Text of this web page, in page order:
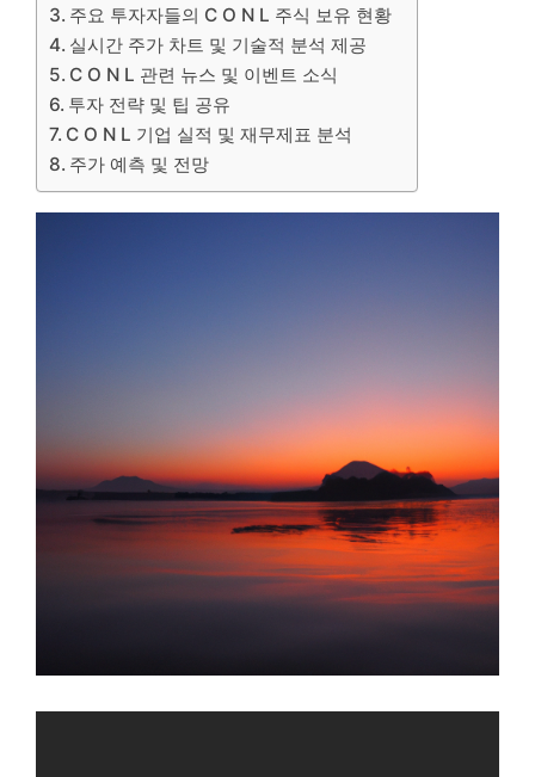
주요 투자자들의 C O N L 주식 보유 현황
실시간 주가 차트 및 기술적 분석 제공
C O N L 관련 뉴스 및 이벤트 소식
투자 전략 및 팁 공유
C O N L 기업 실적 및 재무제표 분석
주가 예측 및 전망